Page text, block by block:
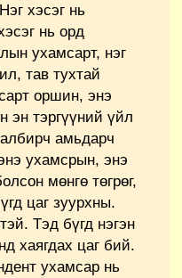
хэсэг нь
нь орд
ухамсарт, нэг
тав тухтай
оршин, энэ
эн тэргүүний үйл
амьдарч
ухамсрын, энэ
мөнгө төгрөг,
цаг зуурхны.
Тэд бүгд нэгэн
хаягдах цаг бий.
ухамсар нь